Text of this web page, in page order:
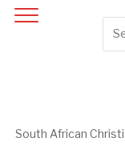
South African